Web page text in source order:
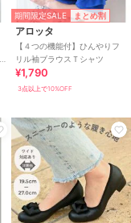
期間限定SALE まとめ割
アロッタ
【４つの機能付】ひんやりフ
リル袖ブラウスＴシャツ
¥1,790
3点以上で10%OFF